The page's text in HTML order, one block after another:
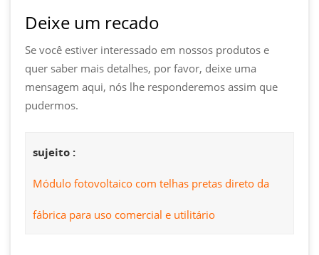
Deixe um recado
Se você estiver interessado em nossos produtos e
quer saber mais detalhes, por favor, deixe uma
mensagem aqui, nós lhe responderemos assim que
pudermos.
sujeito :
Módulo fotovoltaico com telhas pretas direto da
fábrica para uso comercial e utilitário